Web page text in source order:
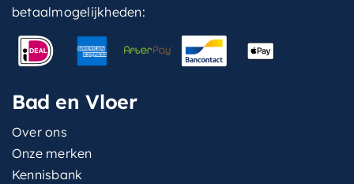
betaalmogelijkheden:
Bad en Vloer
Over ons
Onze merken
Kennisbank